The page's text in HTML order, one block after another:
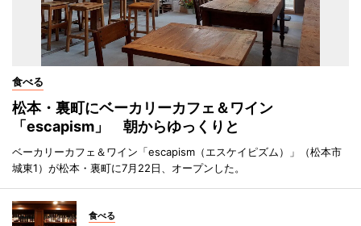
食べる
松本・裏町にベーカリーカフェ＆ワイン
「escapism」 朝からゆっくりと
ベーカリーカフェ＆ワイン「escapism（エスケイピズム）」（松本市
城東1）が松本・裏町に7月22日、オープンした。
食べる